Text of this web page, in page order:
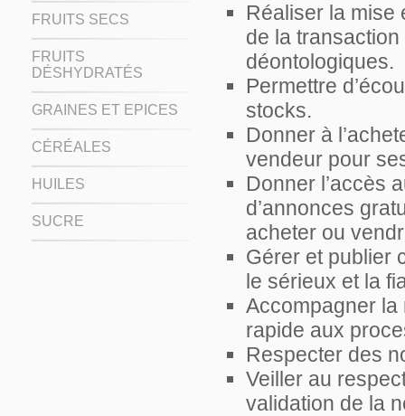
FRUITS SECS
FRUITS
DÉSHYDRATÉS
GRAINES ET EPICES
CÉRÉALES
HUILES
SUCRE
Réaliser la mise
de la
déontologiques.
Permettre
stocks.
Donner à
vendeur pour
Donner l’accès
d’annonces
acheter ou
Gérer et publier
le sérieux et la
Accompagner la
rapide aux
Respecter des
Veiller au
validation de la